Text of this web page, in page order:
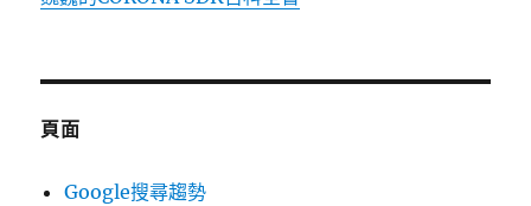
頁面
Google搜尋趨勢